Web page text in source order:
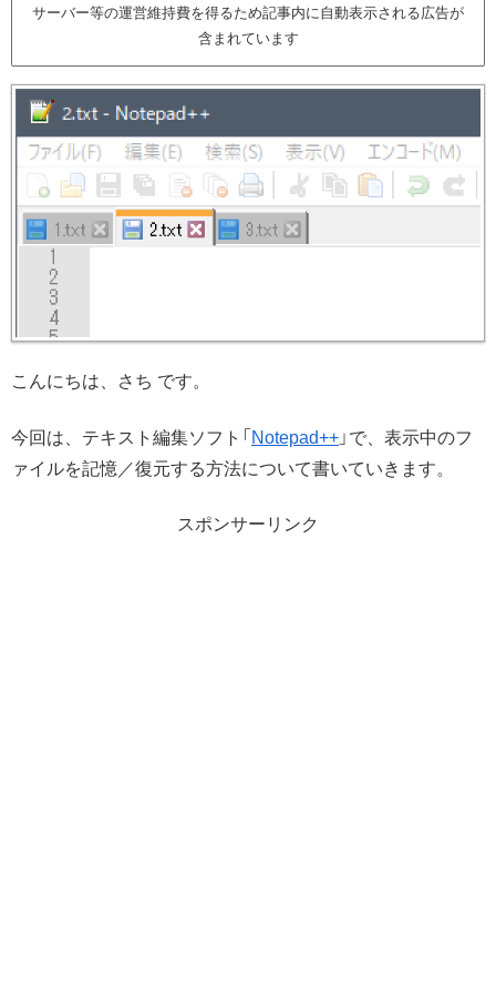
サーバー等の運営維持費を得るため記事内に自動表示される広告が
含まれています
こんにちは、さち です。
今回は、テキスト編集ソフト「 Notepad++ 」で、表示中のフ
ァイルを記憶／復元する方法について書いていきます。
スポンサーリンク